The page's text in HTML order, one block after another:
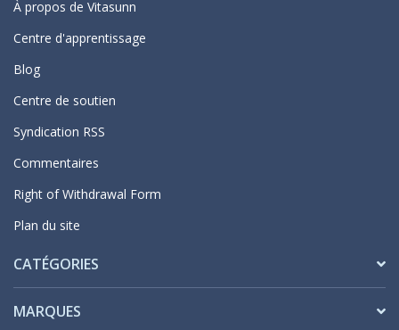
À propos de Vitasunn
Centre d'apprentissage
Blog
Centre de soutien
Syndication RSS
Commentaires
Right of Withdrawal Form
Plan du site
CATÉGORIES
MARQUES